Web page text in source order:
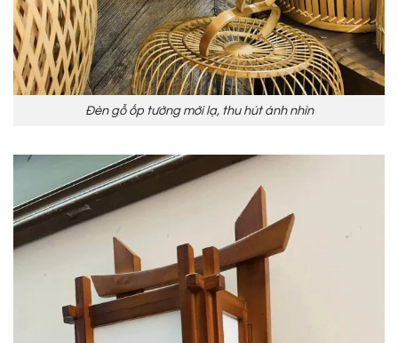
Đèn gỗ ốp tường mới lạ, thu hút ánh nhìn